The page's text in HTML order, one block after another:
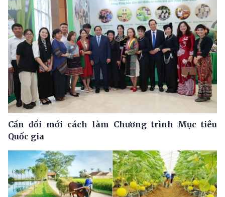
Cần đổi mới cách làm Chương trình Mục tiêu
Quốc gia